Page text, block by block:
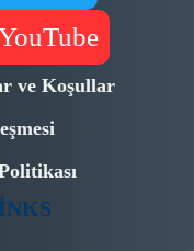
ve Koşullar